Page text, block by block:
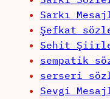
Sarkı
Şefkat
Sehit
sempatik
serseri
Sevgi